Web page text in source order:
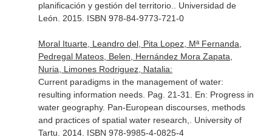
planificación y gestión del territorio.
. Universidad de
León. 2015. ISBN 978-84-9773-721-0
Moral Ituarte, Leandro del, Pita Lopez, Mª Fernanda,
Pedregal Mateos, Belen, Hernández Mora Zapata,
Nuria, Limones Rodriguez, Natalia:
Current paradigms in the management of water:
resulting information needs. Pag. 21-31. En: Progress in
water geography. Pan-European discourses, methods
and practices of spatial water research,
. University of
Tartu. 2014. ISBN 978-9985-4-0825-4